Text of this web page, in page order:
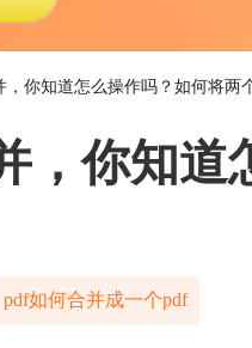
，你知道怎么操作吗？如何将两
，你知道
pdf如何合并成一个pdf